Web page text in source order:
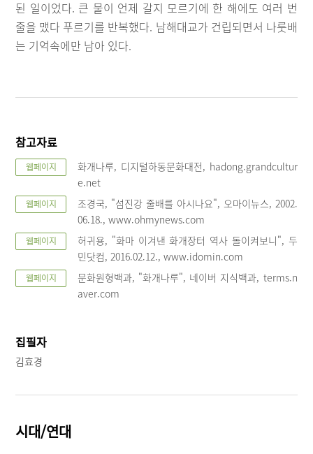
된 일이었다. 큰 물이 언제 갈지 모르기에 한 해에도 여러 번
줄을 맸다 푸르기를 반복했다. 남해대교가 건립되면서 나룻배
는 기억속에만 남아 있다.
참고자료
웹페이지
화개나루, 디지털하동문화대전, hadong.grandcultur
e.net
웹페이지
조경국, "섬진강 줄배를 아시나요", 오마이뉴스, 2002.
06.18., www.ohmynews.com
웹페이지
허귀용, "화마 이겨낸 화개장터 역사 돌이켜보니", 두
민닷컴, 2016.02.12., www.idomin.com
웹페이지
문화원형백과, "화개나루", 네이버 지식백과, terms.n
aver.com
집필자
김효경
시대/연대